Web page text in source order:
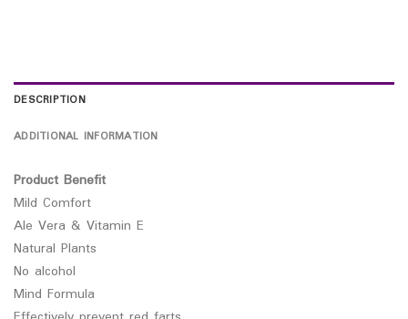
DESCRIPTION
ADDITIONAL INFORMATION
Product Benefit
Mild Comfort
Ale Vera & Vitamin E
Natural Plants
No alcohol
Mind Formula